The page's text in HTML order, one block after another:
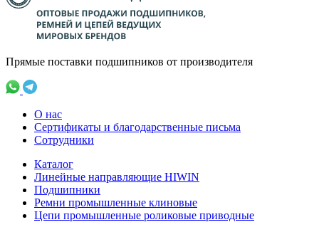
Прямые поставки подшипников от производителя
О нас
Сертификаты и благодарственные письма
Сотрудники
Каталог
Линейные направляющие HIWIN
Подшипники
Ремни промышленные клиновые
Цепи промышленные роликовые приводные